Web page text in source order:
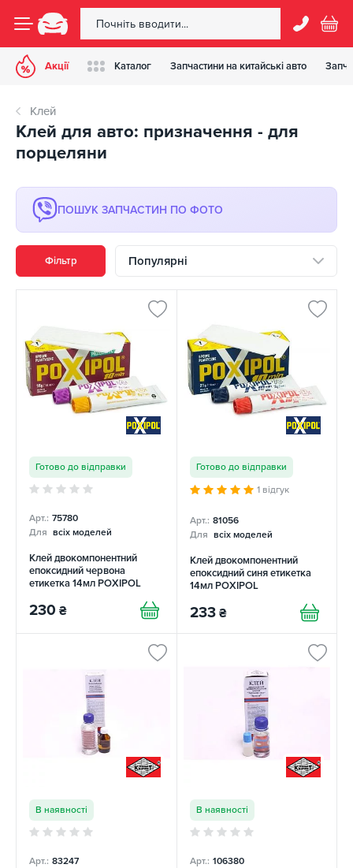
Акції Каталог Запчастини на китайські авто
Клей
Клей для авто: призначення - для
порцеляни
ПОШУК ЗАПЧАСТИН ПО ФОТО
Фільтр Популярні
Готово до відправки
Арт.: 75780
Для всіх моделей
Клей двокомпонентний
епоксидний червона
етикетка 14мл POXIPOL
230 ₴
Готово до відправки
1 відгук
Арт.: 81056
Для всіх моделей
Клей двокомпонентний
епоксидний синя етикетка
14мл POXIPOL
233 ₴
В наявності
Арт.: 83247
В наявності
Арт.: 106380